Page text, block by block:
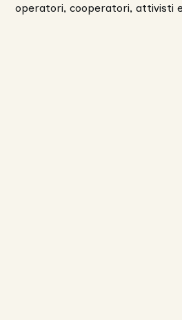
operatori, cooperatori, attivisti